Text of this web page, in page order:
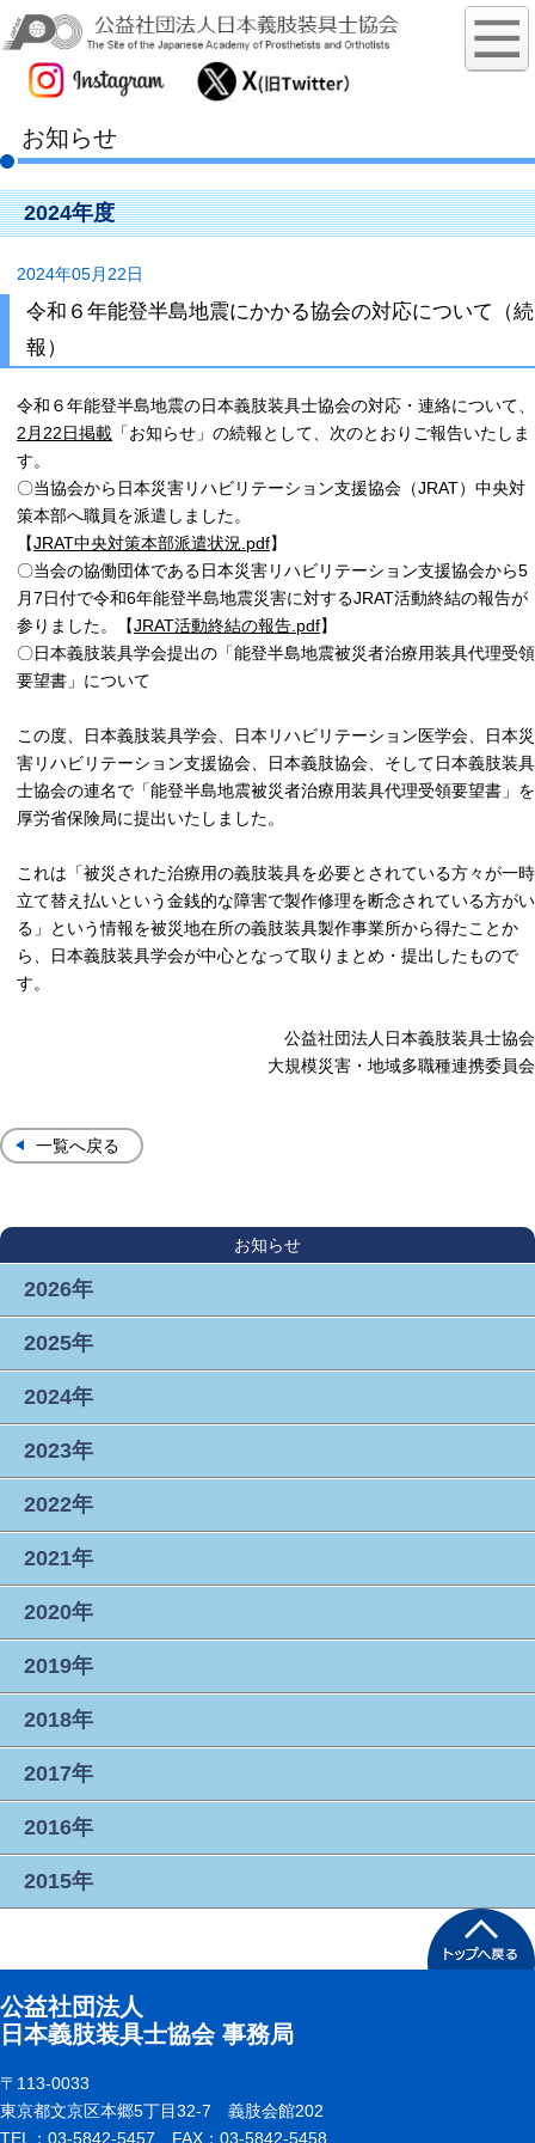
お知らせ
2024年度
2024年05月22日
令和６年能登半島地震にかかる協会の対応について（続
報）
令和６年能登半島地震の日本義肢装具士協会の対応・連絡について、
2月22日掲載 「お知らせ」の続報として、次のとおりご報告いたしま
す。
〇当協会から日本災害リハビリテーション支援協会（JRAT）中央対
策本部へ職員を派遣しました。
【JRAT中央対策本部派遣状況.pdf】
〇当会の協働団体である日本災害リハビリテーション支援協会から5
月7日付で令和6年能登半島地震災害に対するJRAT活動終結の報告が
参りました。
【JRAT活動終結の報告.pdf】
〇日本義肢装具学会提出の「能登半島地震被災者治療用装具代理受領
要望書」について
この度、日本義肢装具学会、日本リハビリテーション医学会、日本災
害リハビリテーション支援協会、日本義肢協会、そして日本義肢装具
士協会の連名で「能登半島地震被災者治療用装具代理受領要望書」を
厚労省保険局に提出いたしました。
これは「被災された治療用の義肢装具を必要とされている方々が一時
立て替え払いという金銭的な障害で製作修理を断念されている方がい
る」という情報を被災地在所の義肢装具製作事業所から得たことか
ら、日本義肢装具学会が中心となって取りまとめ・提出したもので
す。
公益社団法人日本義肢装具士協会
大規模災害・地域多職種連携委員会
一覧へ戻る
お知らせ
2026年
2025年
2024年
2023年
2022年
2021年
2020年
2019年
2018年
2017年
2016年
2015年
公益社団法人
日本義肢装具士協会 事務局
〒113-0033
東京都文京区本郷5丁目32-7 義肢会館202
TEL：03-5842-5457 FAX：03-5842-5458